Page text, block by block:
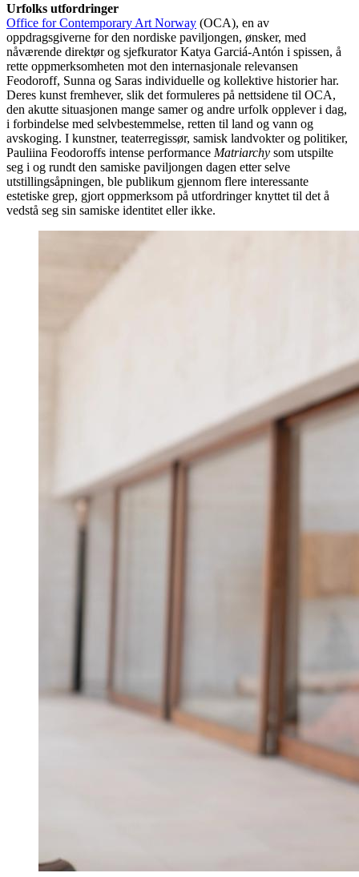
Urfolks utfordringer
Office for Contemporary Art Norway (OCA), en av
oppdragsgiverne for den nordiske paviljongen, ønsker, med
nåværende direktør og sjefkurator Katya Garciá-Antón i spissen, å
rette oppmerksomheten mot den internasjonale relevansen
Feodoroff, Sunna og Saras individuelle og kollektive historier har.
Deres kunst fremhever, slik det formuleres på nettsidene til OCA,
den akutte situasjonen mange samer og andre urfolk opplever i dag,
i forbindelse med selvbestemmelse, retten til land og vann og
avskoging. I kunstner, teaterregissør, samisk landvokter og politiker,
Pauliina Feodoroffs intense performance Matriarchy som utspilte
seg i og rundt den samiske paviljongen dagen etter selve
utstillingsåpningen, ble publikum gjennom flere interessante
estetiske grep, gjort oppmerksom på utfordringer knyttet til det å
vedstå seg sin samiske identitet eller ikke.